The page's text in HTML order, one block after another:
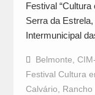
Festival
Serra da
Intermunicipal
Belmonte,
Festival Cultura
Calvário,